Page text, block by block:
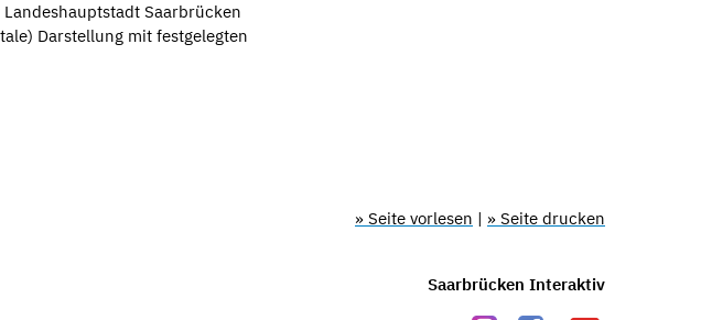
Saarbrücken
Darstellung mit festgelegten
» Seite vorlesen | » Seite drucken
Saarbrücken Interaktiv